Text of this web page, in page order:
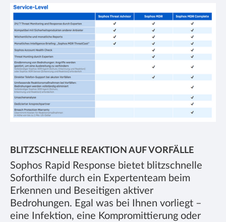
BLITZSCHNELLE REAKTION AUF VORFÄLLE
Sophos Rapid Response bietet blitzschnelle
Soforthilfe durch ein Expertenteam beim
Erkennen und Beseitigen aktiver
Bedrohungen. Egal was bei Ihnen vorliegt –
eine Infektion, eine Kompromittierung oder